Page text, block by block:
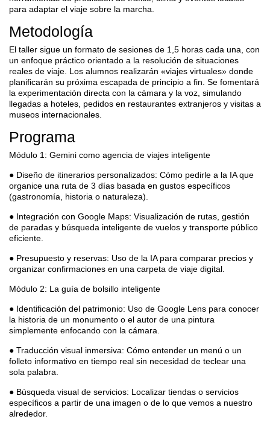
para adaptar el viaje sobre la marcha.
Metodología
El taller sigue un formato de sesiones de 1,5 horas cada una, con
un enfoque práctico orientado a la resolución de situaciones
reales de viaje. Los alumnos realizarán «viajes virtuales» donde
planificarán su próxima escapada de principio a fin. Se fomentará
la experimentación directa con la cámara y la voz, simulando
llegadas a hoteles, pedidos en restaurantes extranjeros y visitas a
museos internacionales.
Programa
Módulo 1: Gemini como agencia de viajes inteligente
● Diseño de itinerarios personalizados: Cómo pedirle a la IA que
organice una ruta de 3 días basada en gustos específicos
(gastronomía, historia o naturaleza).
● Integración con Google Maps: Visualización de rutas, gestión
de paradas y búsqueda inteligente de vuelos y transporte público
eficiente.
● Presupuesto y reservas: Uso de la IA para comparar precios y
organizar confirmaciones en una carpeta de viaje digital.
Módulo 2: La guía de bolsillo inteligente
● Identificación del patrimonio: Uso de Google Lens para conocer
la historia de un monumento o el autor de una pintura
simplemente enfocando con la cámara.
● Traducción visual inmersiva: Cómo entender un menú o un
folleto informativo en tiempo real sin necesidad de teclear una
sola palabra.
● Búsqueda visual de servicios: Localizar tiendas o servicios
específicos a partir de una imagen o de lo que vemos a nuestro
alrededor.